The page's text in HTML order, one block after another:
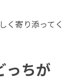
く寄り添ってく
っちが